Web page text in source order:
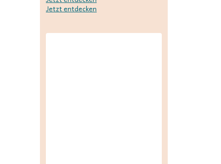
Jetzt entdecken